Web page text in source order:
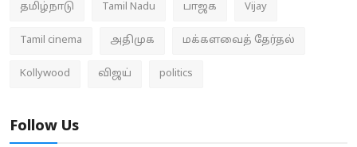
தமிழ்நாடு Tamil Nadu பாஜக Vijay
Tamil cinema அதிமுக மக்களவைத் தேர்தல்
Kollywood விஜய் politics
Follow Us